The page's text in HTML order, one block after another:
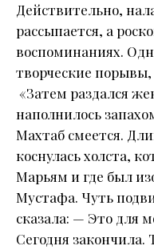
Действительно,
рассыпается, а
воспоминаниях.
творческие
«Затем раздался
наполнилось
Махтаб смеется.
коснулась холста,
Марьям и где был
Мустафа. Чуть
сказала: — Это для
Сегодня закончила.